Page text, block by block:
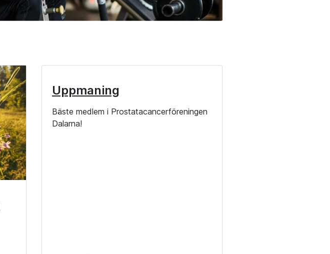
Uppmaning
Bäste medlem i Prostatacancerföreningen
Dalarna!